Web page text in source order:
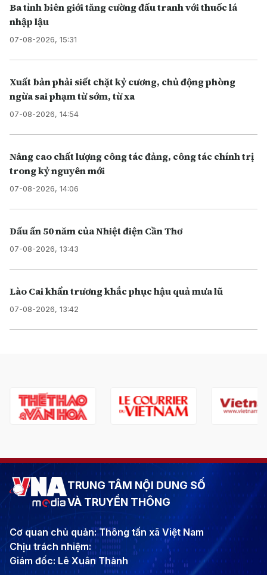
Ba tỉnh biên giới tăng cường đấu tranh với thuốc lá
nhập lậu
07-08-2026, 15:31
Xuất bản phải siết chặt kỷ cương, chủ động phòng
ngừa sai phạm từ sớm, từ xa
07-08-2026, 14:54
Nâng cao chất lượng công tác đảng, công tác chính trị
trong kỷ nguyên mới
07-08-2026, 14:06
Dấu ấn 50 năm của Nhiệt điện Cần Thơ
07-08-2026, 13:43
Lào Cai khẩn trương khắc phục hậu quả mưa lũ
07-08-2026, 13:42
TRUNG TÂM NỘI DUNG SỐ
VÀ TRUYỀN THÔNG
Cơ quan chủ quản: Thông tấn xã Việt Nam
Chịu trách nhiệm:
Giám đốc: Lê Xuân Thành